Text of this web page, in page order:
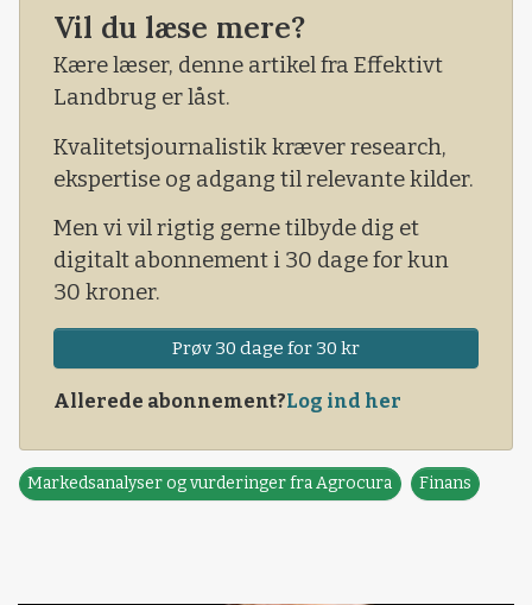
og konflikt i Mellemøsten.
Vil du læse mere?
Kære læser, denne artikel fra Effektivt
Landbrug er låst.
Kvalitetsjournalistik kræver research,
ekspertise og adgang til relevante kilder.
Men vi vil rigtig gerne tilbyde dig et
digitalt abonnement i 30 dage for kun
30 kroner.
Prøv 30 dage for 30 kr
Allerede abonnement?Log ind her
Markedsanalyser og vurderinger fra Agrocura Finans